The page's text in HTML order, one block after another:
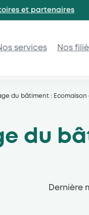
et partenaires
services Nos
du bâtiment : Ecomaison
du
Dernière